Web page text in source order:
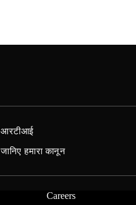
आरटीआई
जानिए हमारा कानून
Careers